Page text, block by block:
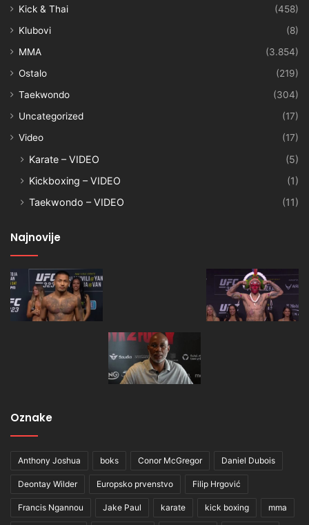
Kick & Thai
(458)
Klubovi
(8)
MMA
(3.854)
Ostalo
(219)
Taekwondo
(304)
Uncategorized
(17)
Video
(17)
Karate – VIDEO
(5)
Kickboxing – VIDEO
(1)
Taekwondo – VIDEO
(11)
Najnovije
Oznake
Anthony Joshua boks Conor McGregor Daniel Dubois
Deontay Wilder Europsko prvenstvo Filip Hrgović
Francis Ngannou Jake Paul karate kick boxing mma